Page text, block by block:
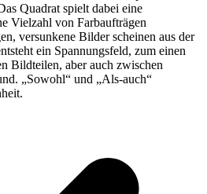
Quadrat spielt dabei eine
Vielzahl von Farbaufträgen
versunkene Bilder scheinen aus der
ein Spannungsfeld, zum einen
Bildteilen, aber auch zwischen
„Sowohl“ und „Als-auch“